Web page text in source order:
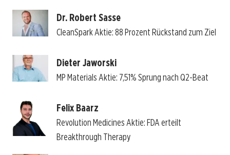
Dr. Robert Sasse
CleanSpark Aktie: 88 Prozent Rückstand zum Ziel
Dieter Jaworski
MP Materials Aktie: 7,51% Sprung nach Q2-Beat
Felix Baarz
Revolution Medicines Aktie: FDA erteilt
Breakthrough Therapy